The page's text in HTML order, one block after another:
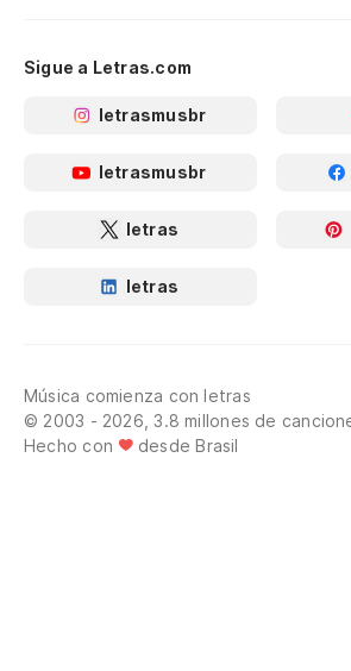
Sigue a Letras.com
letrasmusbr
letrasmusbr
letras
letras
Música comienza con letras
© 2003 - 2026, 3.8 millones de
Hecho con
desde Brasil